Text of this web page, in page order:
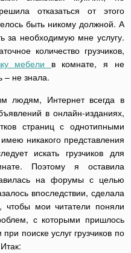
отказаться от этого
быть никому должной. А
за необходимую мне услугу.
количество грузчиков,
мебели в комнате, я не
– не знала.
людям, Интернет всегда в
в онлайн-изданиях,
страниц с однотипными
никакого представления
искать грузчиков для
Поэтому я оставила
на форумы с целью
впоследствии, сделала
мои читатели поняли
с которыми пришлось
поиске услуг грузчиков по